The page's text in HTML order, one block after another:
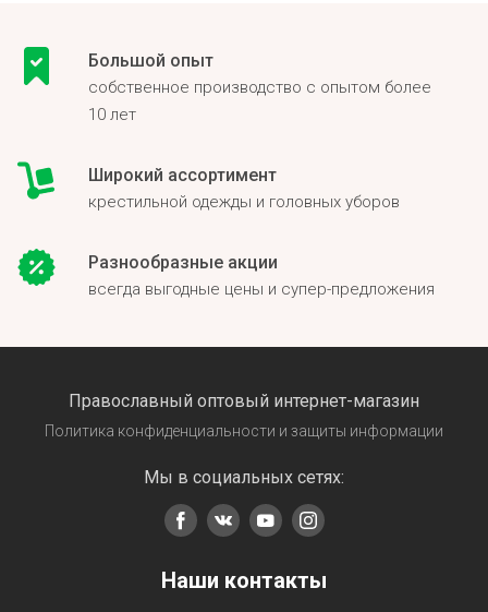
Большой опыт
собственное производство с опытом более
10 лет
Широкий ассортимент
крестильной одежды и головных уборов
Разнообразные акции
всегда выгодные цены и супер-предложения
Православный оптовый интернет-магазин
Политика конфиденциальности и защиты информации
Мы в социальных сетях:
Наши контакты